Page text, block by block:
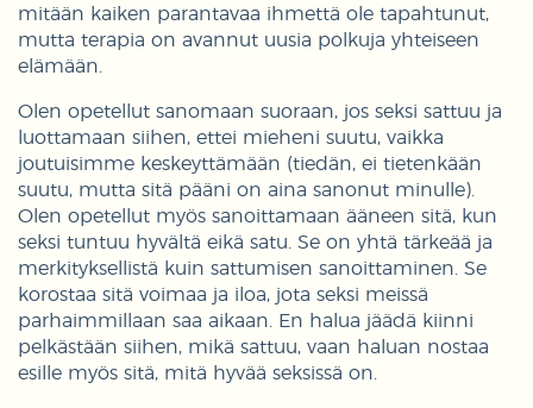
mitään kaiken parantavaa ihmettä ole tapahtunut,
mutta terapia on avannut uusia polkuja yhteiseen
elämään.
Olen opetellut sanomaan suoraan, jos seksi sattuu ja
luottamaan siihen, ettei mieheni suutu, vaikka
joutuisimme keskeyttämään (tiedän, ei tietenkään
suutu, mutta sitä pääni on aina sanonut minulle).
Olen opetellut myös sanoittamaan ääneen sitä, kun
seksi tuntuu hyvältä eikä satu. Se on yhtä tärkeää ja
merkityksellistä kuin sattumisen sanoittaminen. Se
korostaa sitä voimaa ja iloa, jota seksi meissä
parhaimmillaan saa aikaan. En halua jäädä kiinni
pelkästään siihen, mikä sattuu, vaan haluan nostaa
esille myös sitä, mitä hyvää seksissä on.